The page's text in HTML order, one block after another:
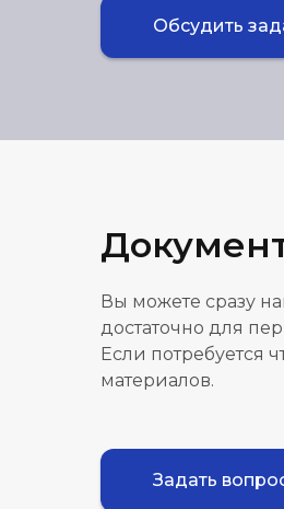
Обсудить
Вы можете сразу
достаточно для
Если потребуется
материалов.
Задать